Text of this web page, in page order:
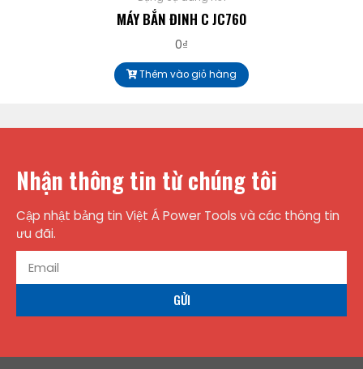
MÁY BẮN ĐINH C JC760
0₫
Thêm vào giỏ hàng
Nhận thông tin từ chúng tôi
Cập nhật bảng tin Việt Á Power Tools và các thông tin
ưu đãi.
GỬI